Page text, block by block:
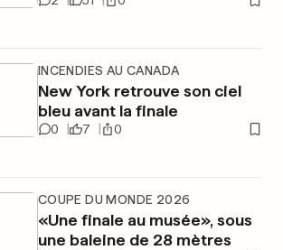
INCENDIES AU CANADA
New York retrouve son ciel
bleu avant la finale
0 7 0
COUPE DU MONDE 2026
«Une finale au musée», sous
une baleine de 28 mètres